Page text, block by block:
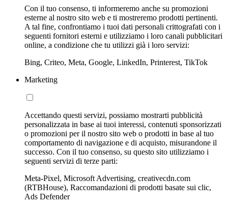
Con il tuo consenso, ti informeremo anche su promozioni
esterne al nostro sito web e ti mostreremo prodotti pertinenti.
A tal fine, confrontiamo i tuoi dati personali crittografati con i
seguenti fornitori esterni e utilizziamo i loro canali pubblicitari
online, a condizione che tu utilizzi già i loro servizi:
Bing, Criteo, Meta, Google, LinkedIn, Printerest, TikTok
Marketing
Accettando questi servizi, possiamo mostrarti pubblicità
personalizzata in base ai tuoi interessi, contenuti sponsorizzati
o promozioni per il nostro sito web o prodotti in base al tuo
comportamento di navigazione e di acquisto, misurandone il
successo. Con il tuo consenso, su questo sito utilizziamo i
seguenti servizi di terze parti:
Meta-Pixel, Microsoft Advertising, creativecdn.com
(RTBHouse), Raccomandazioni di prodotti basate sui clic,
Ads Defender